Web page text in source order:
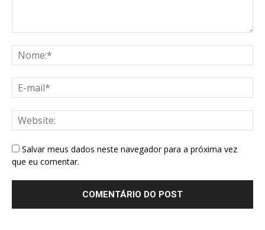
Salvar meus dados neste navegador para a próxima vez
que eu comentar.